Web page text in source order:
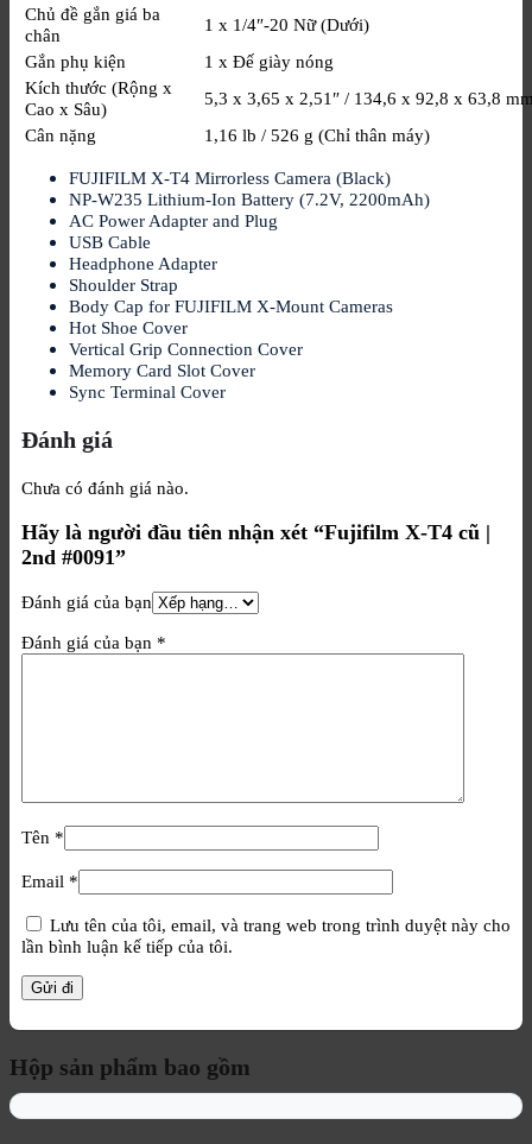
Chủ đề gắn giá ba
chân
1 x 1/4″-20 Nữ (Dưới)
Gắn phụ kiện
1 x Đế giày nóng
Kích thước (Rộng x
Cao x Sâu)
5,3 x 3,65 x 2,51″ / 134,6 x 92,8 x 63,8
Cân nặng
1,16 lb / 526 g (Chỉ thân máy)
FUJIFILM X-T4 Mirrorless Camera (Black)
NP-W235 Lithium-Ion Battery (7.2V, 2200mAh)
AC Power Adapter and Plug
USB Cable
Headphone Adapter
Shoulder Strap
Body Cap for FUJIFILM X-Mount Cameras
Hot Shoe Cover
Vertical Grip Connection Cover
Memory Card Slot Cover
Sync Terminal Cover
Đánh giá
Chưa có đánh giá nào.
Hãy là người đầu tiên nhận xét “Fujifilm X-T4 cũ |
2nd #0091”
Đánh giá của bạn
Đánh giá của bạn *
Tên *
Email *
Lưu tên của tôi, email, và trang web trong trình duyệt này cho
lần bình luận kế tiếp của tôi.
Hộp sản phẩm bao gồm